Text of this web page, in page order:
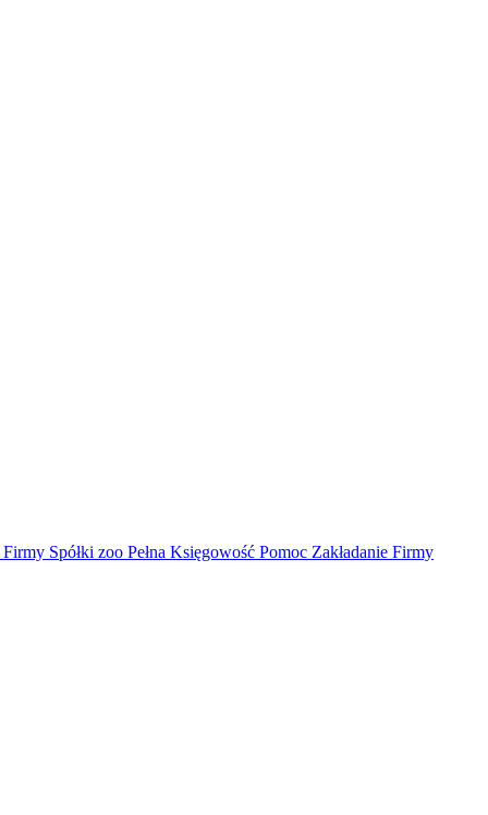
Spółki zoo Pełna Księgowość Pomoc Zakładanie Firmy